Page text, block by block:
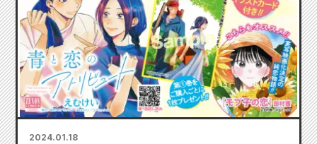
2024.01.18